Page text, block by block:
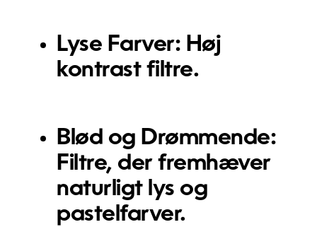
Lyse Farver: Høj
kontrast filtre.
Blød og Drømmende:
Filtre, der fremhæver
naturligt lys og
pastelfarver.